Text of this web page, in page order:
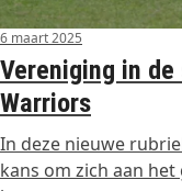
6 maart 2025
Vereniging in
Warriors
In deze nieuwe
kans om zich aan